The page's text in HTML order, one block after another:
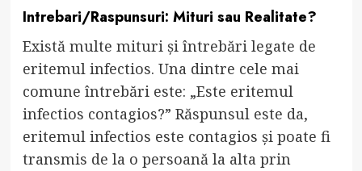
Intrebari/Raspunsuri: Mituri sau Realitate?
Există multe mituri și întrebări legate de
eritemul infectios. Una dintre cele mai
comune întrebări este: „Este eritemul
infectios contagios?” Răspunsul este da,
eritemul infectios este contagios și poate fi
transmis de la o persoană la alta prin